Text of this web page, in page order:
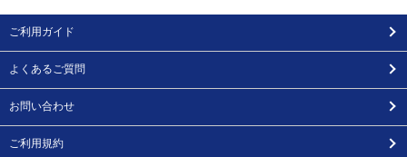
ご利用ガイド
よくあるご質問
お問い合わせ
ご利用規約